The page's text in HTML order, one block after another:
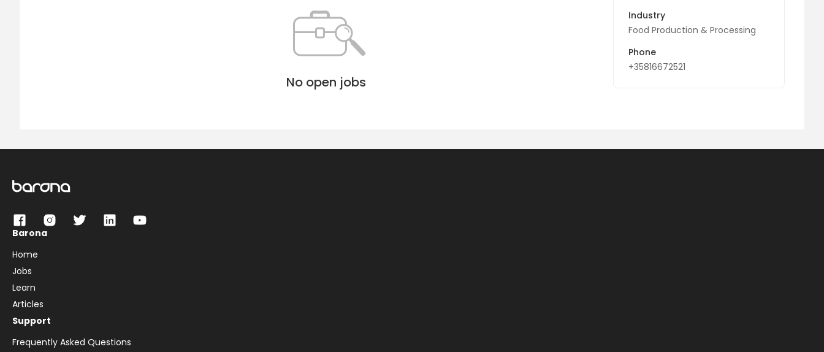
No open jobs
Industry
Food Production & Processing
Phone
+35816672521
Barona
Home
Jobs
Learn
Articles
Support
Frequently Asked Questions